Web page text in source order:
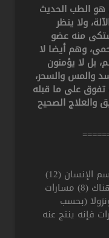
الحديث
ينظر
منه عضو
أيضا لا
يؤمنون
والسحر،
على ما قبله
الصحيح
بحسب الطب الصيني: يوجد في جسم الإنسان (12)
مسارا للطاقة الحيوية أساسية، وهناك (8) مسارات
(بحسب
ينتج عنه